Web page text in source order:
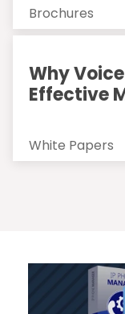
Brochures
Why
Effective
White Papers